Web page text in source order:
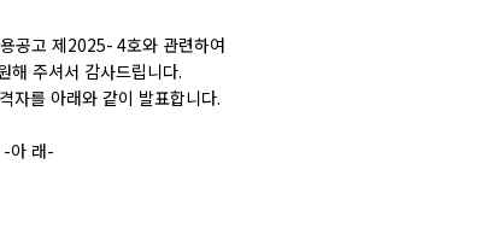
공고 제2025- 4호와 관련하여
해 주셔서 감사드립니다.
자를 아래와 같이 발표합니다.
-아 래-